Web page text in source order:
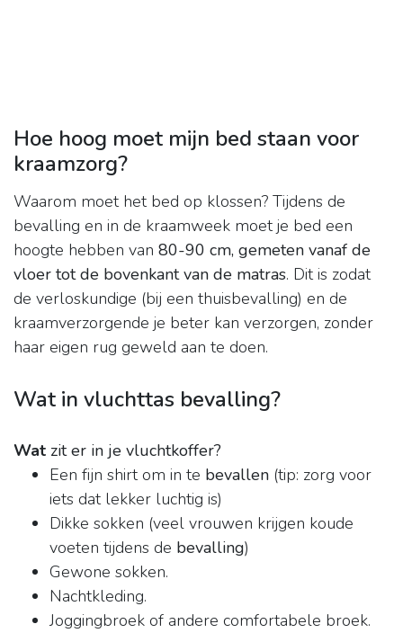
Hoe hoog moet mijn bed staan voor
kraamzorg?
Waarom moet het bed op klossen? Tijdens de
bevalling en in de kraamweek moet je bed een
hoogte hebben van 80-90 cm, gemeten vanaf de
vloer tot de bovenkant van de matras. Dit is zodat
de verloskundige (bij een thuisbevalling) en de
kraamverzorgende je beter kan verzorgen, zonder
haar eigen rug geweld aan te doen.
Wat in vluchttas bevalling?
Wat zit er in je vluchtkoffer?
Een fijn shirt om in te bevallen (tip: zorg voor
iets dat lekker luchtig is)
Dikke sokken (veel vrouwen krijgen koude
voeten tijdens de bevalling)
Gewone sokken.
Nachtkleding.
Joggingbroek of andere comfortabele broek.